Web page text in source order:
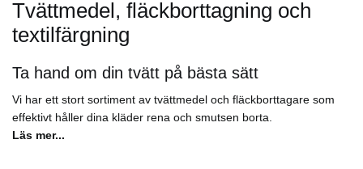
Tvättmedel, fläckborttagning och
textilfärgning
Ta hand om din tvätt på bästa sätt
Vi har ett stort sortiment av tvättmedel och fläckborttagare som
effektivt håller dina kläder rena och smutsen borta.
Läs mer...